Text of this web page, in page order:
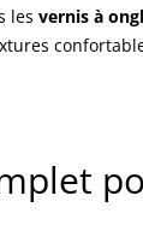
les vernis à